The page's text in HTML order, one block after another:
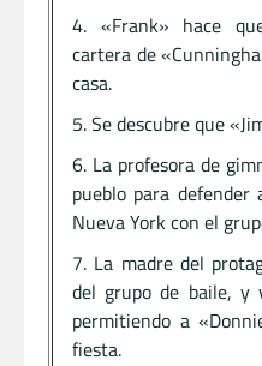
«Frank» hace
cartera de
casa.
Se descubre que
La profesora de
pueblo para
Nueva York con el
La madre del
del grupo de baile, y
permitiendo a
fiesta.